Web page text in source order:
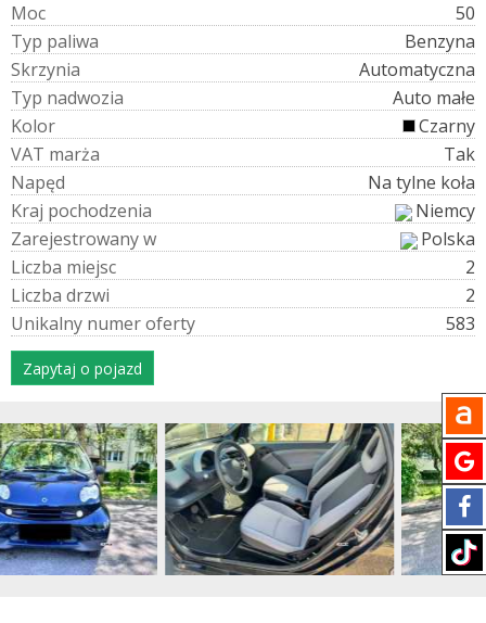
Moc
50
Typ paliwa
Benzyna
Skrzynia
Automatyczna
Typ nadwozia
Auto małe
Kolor
Czarny
VAT marża
Tak
Napęd
Na tylne koła
Kraj pochodzenia
Niemcy
Zarejestrowanyw
Polska
Liczba miejsc
2
Liczba drzwi
2
Unikalny numeroferty 583
Zapytaj o pojazd